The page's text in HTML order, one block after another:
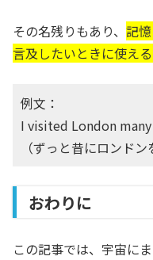
その名残りもあり、 記
言及したいときに使え
例文：
I visited London
（ずっと昔にロンドン
おわりに
この記事では、宇宙に